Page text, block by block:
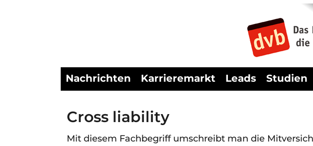
Nachrichten Karrieremarkt Leads Studien
Cross liability
Mit diesem Fachbegriff umschreibt man die